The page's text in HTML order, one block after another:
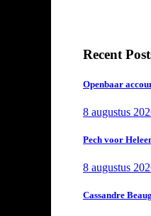
Recent
Openbaar
8 augustus
Pech voor
8 augustus
Cassandre